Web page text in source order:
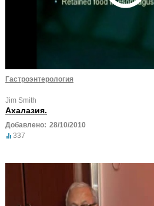
Гастроэнтерология
Jim Smith
Ахалазия.
Добавлено: 28/10/2010
337